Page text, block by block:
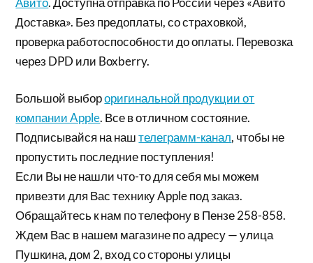
Доставка». Без предоплаты, со страховкой,
проверка работоспособности до оплаты. Перевозка
через DPD или Boxberry.
Большой выбороригинальной продукции от
компании Apple. Все в отличном состояние.
Подписывайся на наштелеграмм-канал, чтобы не
пропустить последние поступления!
Если Вы не нашли что-то для себя мы можем
привезти для Вас технику Apple под заказ.
Обращайтесь к нам по телефону в Пензе 258-858.
Ждем Вас в нашем магазине по адресу — улица
Пушкина, дом 2, вход со стороны улицы